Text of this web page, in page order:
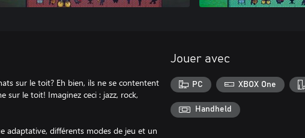
sur le toit? Eh bien, ils ne se contentent
sur le toit! Imaginez ceci : jazz, rock,
adaptative, différents modes de jeu et un
Jouer avec
PC XBOX One
Handheld